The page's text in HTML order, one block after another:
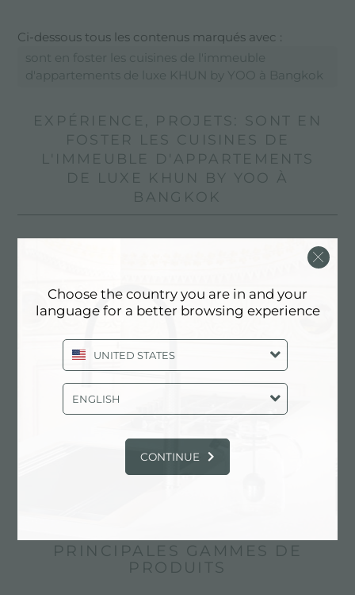
Ci-dessous tous les contenus marqués avec :
sont en foster les cuisines de l'immeuble
d'appartements de luxe KHUN by YOO à Bangkok
EXPÉRIENCE, PROJETS: SONT EN
FOSTER LES CUISINES DE
L'IMMEUBLE D'APPARTEMENTS
DE LUXE KHUN BY YOO À
BANGKOK
PRINCIPALES GAMMES DE
PRODUITS
Choose the country you are in and your
language for a better browsing experience
UNITED STATES
ENGLISH
CONTINUE